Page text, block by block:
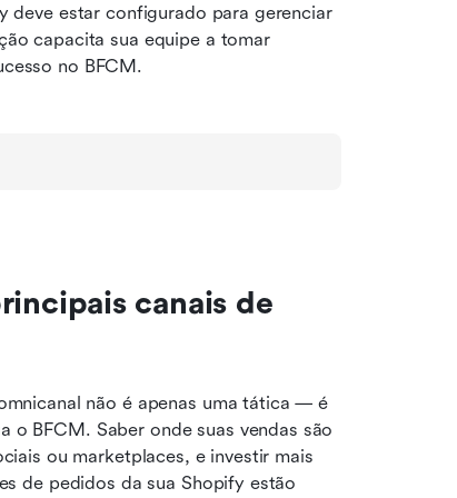
deve estar configurado para gerenciar
capacita sua equipe a tomar
no BFCM.
canais de
não é apenas uma tática — é
o BFCM. Saber onde suas vendas são
ou marketplaces, e investir mais
de pedidos da sua Shopify estão